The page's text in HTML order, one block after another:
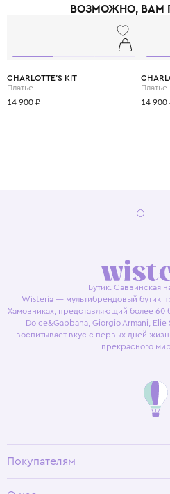
ВОЗМОЖНО, ВАМ
CHARLOTTE'S KIT
Платье
14 900 ₽
Платье
14 900
Бутик. Саввинская
Wisteria — мультибрендовый бутик
Хамовниках, представляющий более 60
Dolce&Gabbana, Giorgio Armani, Elie
воспитывает вкус с первых дней
прекрасного
Покупателям